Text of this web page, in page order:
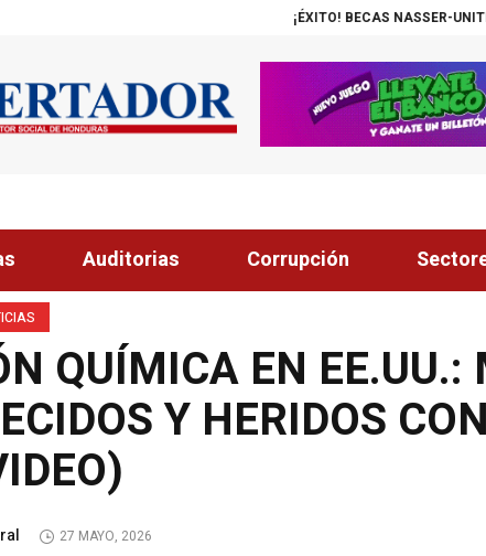
¡ÉXITO! BECAS NASSER-UNITEC ALCANZA MIL
Auditorias Corrupción
QUÍMICA EN EE.UU.:
Y HERIDOS
27 MAYO, 2026